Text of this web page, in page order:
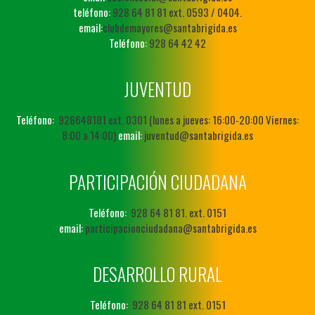
teléfono:928 64 81 81 ext. 0593 / 0404.
email:clubdemayores@santabrigida.es
Teléfono:928 64 42 42
JUVENTUD
Teléfono: 928648181 ext. 0301 (lunes a jueves: 16:00-20:00 Viernes:
8:00 a 14:00)email:juventud@santabrigida.es
PARTICIPACIÓN CIUDADANA
Teléfono: 928 64 81 81. ext. 0151
email:participacionciudadana@santabrigida.es
DESARROLLO RURAL
Teléfono:928 64 81 81 ext. 0151